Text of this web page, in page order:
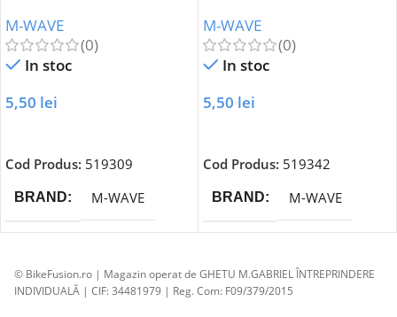
M-WAVE
(0)
In stoc
5,50 lei
Cod Produs: 519309
BRAND M-WAVE
M-WAVE
(0)
In stoc
5,50 lei
Cod Produs: 519342
BRAND M-WAVE
© BikeFusion.ro | Magazin operat de GHETU M.GABRIEL ÎNTREPRINDERE
INDIVIDUALĂ | CIF: 34481979 | Reg. Com: F09/379/2015